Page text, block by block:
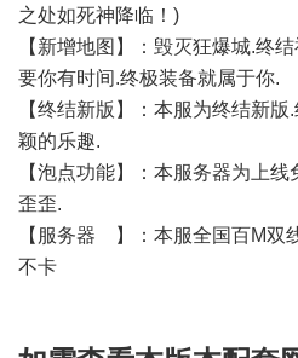
之处如死神降临！)
【新增地图】：毁灭狂爆城.终
要你有时间.终极装备就属于你.
【终结新版】：本服为终结新
颖的乐趣.
【泡点功能】：本服务器为上
歪歪.
【服务器 】：本服全国百M双
不卡